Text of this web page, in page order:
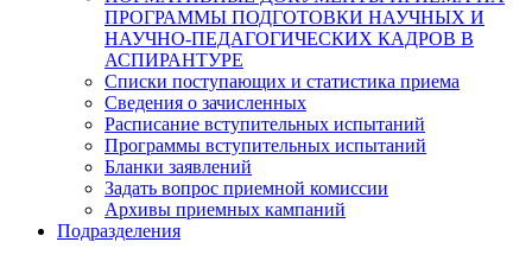
ПРОГРАММЫ ПОДГОТОВКИ НАУЧНЫХ И
НАУЧНО-ПЕДАГОГИЧЕСКИХ КАДРОВ В
АСПИРАНТУРЕ
Списки поступающих и статистика приема
Сведения о зачисленных
Расписание вступительных испытаний
Программы вступительных испытаний
Бланки заявлений
Задать вопрос приемной комиссии
Архивы приемных кампаний
Подразделения